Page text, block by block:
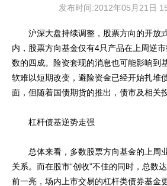
发布时间:2012年05月21日
沪深大盘持续调整，股票方向的开放
内，股票方向基金仅有4只产品在上周逆
数的四成。险资套现的消息也可能影响到
软难以短期改变，避险资金已经开始扎堆
面，但随着国债期货的推出，债市及相关
杠杆债基逆势走强
总体来看，多数股票方向基金的上周
关系。而在股市“创收”不佳的同时，总数
前一亮，场内上市交易的杠杆类债券基金